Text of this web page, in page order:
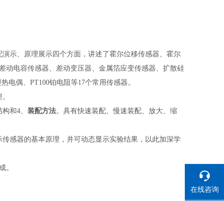
示、原理展示四个方面，讲述了霍尔位移传感器、霍尔
动电容传感器、差动变压器、金属箔应变传感器、扩散硅
电偶、PT100铂电阻等17个常用传感器。
和4、 装配方法。具有快速装配、慢速装配、放大、缩
感器的基本原理，并可动态显示实验结果，以此加深学
。
在线咨询